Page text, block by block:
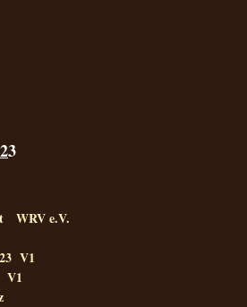
3
WRV e.V.
V1
V1